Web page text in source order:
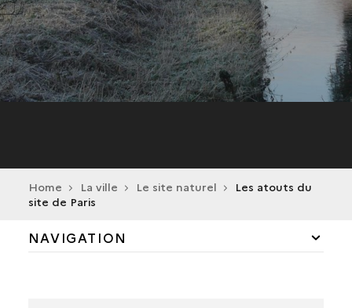
Home La ville Le site naturel
Les atouts du
site de Paris
NAVIGATION